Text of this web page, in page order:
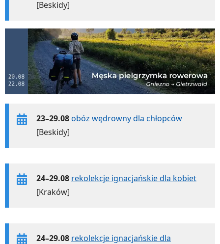
[Beskidy]
23–29.08obóz wędrowny dla chłopców
[Beskidy]
24–29.08 rekolekcje ignacjańskie dla kobiet
[Kraków]
24–29.08 rekolekcje ignacjańskie dla